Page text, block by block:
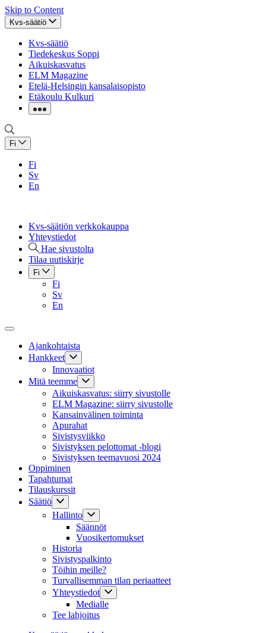
Skip to Content
Kvs-säätiö
Kvs-säätiö
Tiedekeskus Soppi
Aikuiskasvatus
ELM Magazine
Etelä-Helsingin kansalaisopisto
Etäkoulu Kulkuri
Fi
Fi
Sv
En
Kvs-säätiön verkkokauppa
Yhteystiedot
Hae sivustolta
Tilaa uutiskirje
Fi
Fi
Sv
En
Ajankohtaista
Hankkeet
Innovaatiot
Mitä teemme
Aikuiskasvatus: siirry sivustolle
ELM Magazine: siirry sivustolle
Kansainvälinen toiminta
Apurahat
Sivistysviikko
Sivistyksen pelottomat -blogi
Sivistyksen teemavuosi 2024
Oppiminen
Tapahtumat
Tilauskurssit
Säätiö
Hallinto
Säännöt
Vuosikertomukset
Historia
Sivistyspalkinto
Töihin meille?
Turvallisemman tilan periaatteet
Yhteystiedot
Medialle
Tee lahjoitus